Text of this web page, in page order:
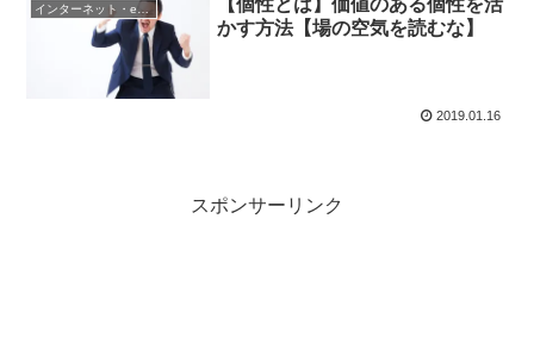
かす方法【場の空気を読むな】
2019.01.16
スポンサーリンク